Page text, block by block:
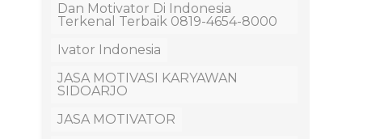
Dan Motivator Di Indonesia
Terkenal Terbaik 0819-4654-8000
Ivator Indonesia
JASA MOTIVASI KARYAWAN
SIDOARJO
JASA MOTIVATOR